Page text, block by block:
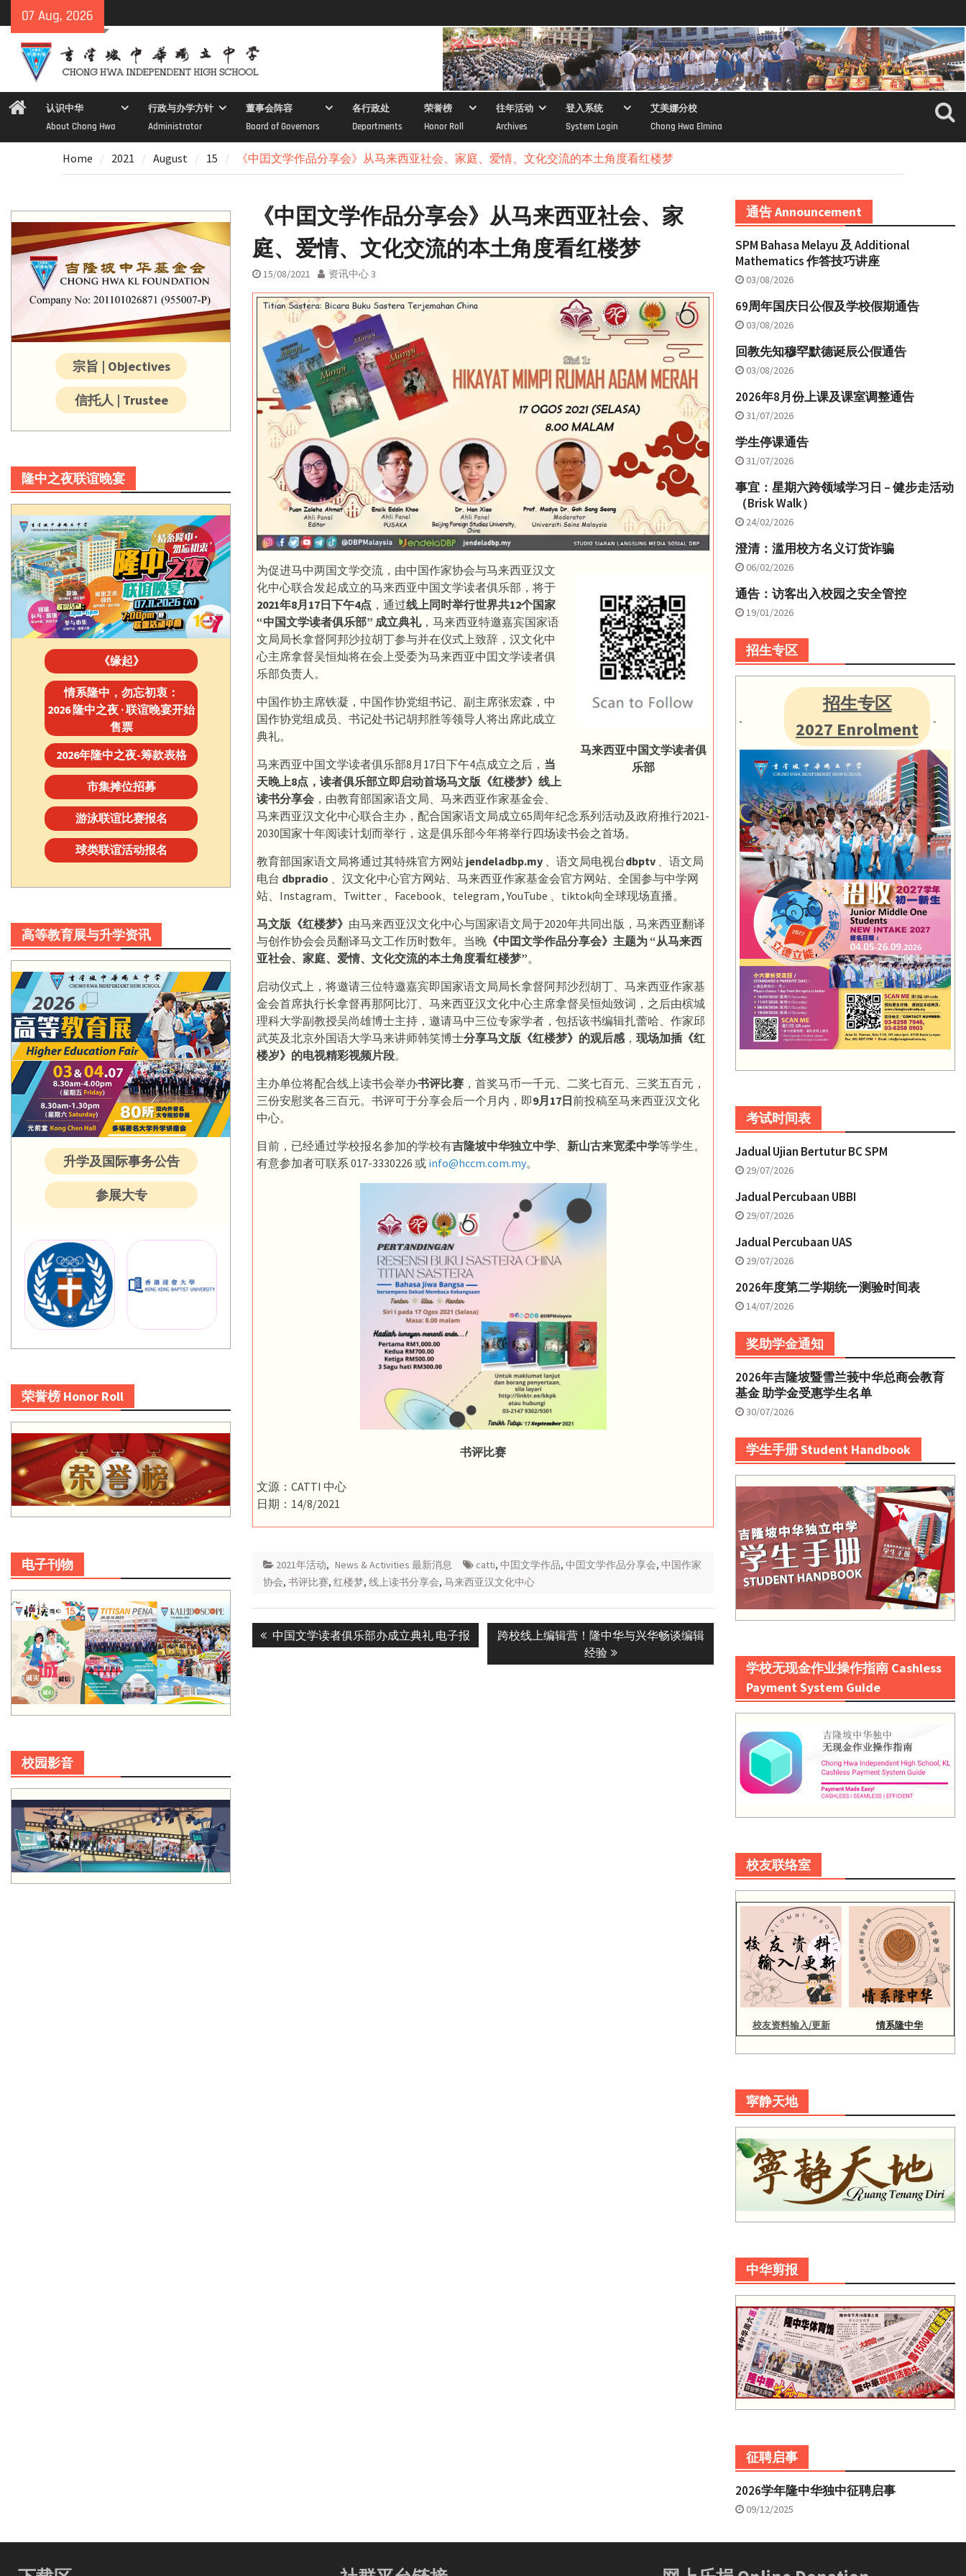
to
content
07 Aug, 2026
Home认识中华
About Chong Hwa
行政与办学方针
Administrator
董事会阵容
Board of Governors
各行政处
Departments
荣誉榜
Honor Roll
往年活动
Archives
登入系统
System Login
艾美娜分校
Chong Hwa Elmina
Home 2021 August 15 《中囯文学作品分享会》从马来西亚社会、家庭、爱情、文化交流的本土角度看红楼梦
《中囯文学作品分享会》从马来西亚社会、家
庭、爱情、文化交流的本土角度看红楼梦
15/08/2021 资讯中心 3
马来西亚中国文学读者俱
乐部
为促进马中两国文学交流，由中国作家协会与马来西亚汉文
化中心联合发起成立的马来西亚中国文学读者俱乐部，将于
2021年8月17日下午4点 ，通过线上同时举行世界共12个国家
“中国文学读者俱乐部” 成立典礼，马来西亚特邀嘉宾国家语
文局局长拿督阿邦沙拉胡丁参与并在仪式上致辞，汉文化中
心主席拿督吴恒灿将在会上受委为马来西亚中囯文学读者俱
乐部负责人。
中国作协主席铁凝，中国作协党组书记、副主席张宏森，中
国作协党组成员、书记处书记胡邦胜等领导人将出席此成立
典礼。
马来西亚中国文学读者俱乐部8月17日下午4点成立之后， 当
天晚上8点，读者俱乐部立即启动首场马文版《红楼梦》线上
读书分享会 ，由教育部国家语文局、马来西亚作家基金会、
马来西亚汉文化中心联合主办，配合国家语文局成立65周年纪念系列活动及政府推行2021-
2030国家十年阅读计划而举行，这是俱乐部今年将举行四场读书会之首场。
教育部国家语文局将通过其特殊官方网站 jendeladbp.my 、语文局电视台dbptv
、语文局
电台 dbpradio 、汉文化中心官方网站、马来西亚作家基金会官方网站、全国参与中学网
站、Instagram、Twitter 、Facebook、telegram , YouTube 、tiktok向全球现场直播。
马文版《红楼梦》 由马来西亚汉文化中心与国家语文局于2020年共同出版，马来西亚翻译
与创作协会会员翻译马文工作历时数年。当晚 《中囯文学作品分享会》主题为 “从马来西
亚社会、家庭、爱情、文化交流的本土角度看红楼梦”。
启动仪式上，将邀请三位特邀嘉宾即国家语文局局长拿督阿邦沙烈胡丁、马来西亚作家基
金会首席执行长拿督再那阿比汀、马来西亚汉文化中心主席拿督吴恒灿致词，之后由槟城
理科大学副教授吴尚雄博士主持，邀请马中三位专家学者，包括该书编辑扎蕾哈、作家邱
武英及北京外国语大学马来讲师韩笑博士分享马文版《红楼梦》的观后感 ， 现场加插《红
楼岁》的电视精彩视频片段。
主办单位将配合线上读书会举办书评比赛 ，首奖马币一千元、二奖七百元、三奖五百元，
三份安慰奖各三百元。书评可于分享会后一个月内，即9月17日前投稿至马来西亚汉文化
中心。
目前，已经通过学校报名参加的学校有吉隆坡中华独立中学 新山古来宽柔中学等学生。
有意参加者可联系 017-3330226 或 info@hccm.com.my。
书评比赛
文源：CATTI 中心
日期：14/8/2021
2021年活动, News & Activities 最新消息 catti, 中囯文学作品, 中囯文学作品分享会, 中国作家
协会, 书评比赛, 红楼梦, 线上读书分享会, 马来西亚汉文化中心
Post
navigation
Previous
post:
中国文学读者俱乐部办成立典礼 电子报
Next
跨校线上编辑营！隆中华与兴华畅谈编辑
经验
通告 Announcement
SPM Bahasa Melayu 及 Additional
Mathematics 作答技巧讲座
03/08/2026
69周年国庆日公假及学校假期通告
03/08/2026
回教先知穆罕默德诞辰公假通告
03/08/2026
2026年8月份上课及课室调整通告
31/07/2026
学生停课通告
31/07/2026
事宜：星期六跨领域学习日 – 健步走活动
（Brisk Walk）
24/02/2026
澄清：滥用校方名义订货诈骗
06/02/2026
通告：访客出入校园之安全管控
19/01/2026
招生专区
招生专区
2027 Enrolment
考试时间表
Jadual Ujian Bertutur BC SPM
29/07/2026
Jadual Percubaan UBBI
29/07/2026
Jadual Percubaan UAS
29/07/2026
2026年度第二学期统一测验时间表
14/07/2026
奖助学金通知
2026年吉隆坡暨雪兰莪中华总商会教育
基金 助学金受惠学生名单
30/07/2026
学生手册 Student Handbook
学校无现金作业操作指南 Cashless
Payment System Guide
校友联络室
校友资料输入/更新 情系隆中华
寜静天地
中华剪报
征聘启事
2026学年隆中华独中征聘启事
09/12/2025
宗旨 | Objectives
信托人 | Trustee
隆中之夜联谊晚宴
《缘起》
情系隆中，勿忘初衷：
2026 隆中之夜 · 联谊晚宴开始
售票
2026年隆中之夜-筹款表格
市集摊位招募
游泳联谊比赛报名
球类联谊活动报名
高等教育展与升学资讯
升学及国际事务公告
参展大专
荣誉榜 Honor Roll
电子刊物
校园影音